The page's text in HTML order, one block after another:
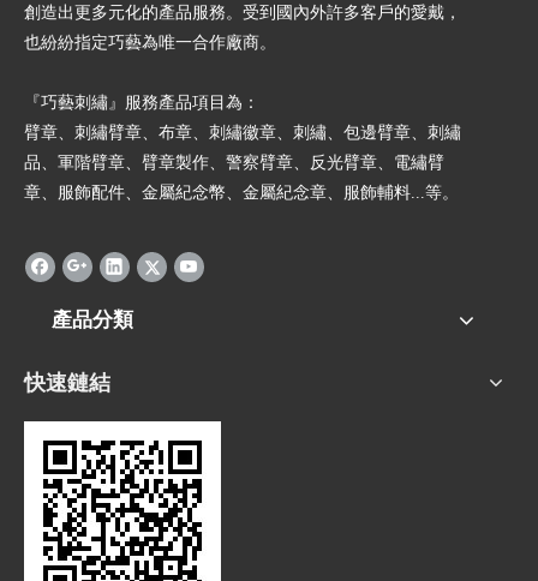
創造出更多元化的產品服務。受到國內外許多客戶的愛戴，
也紛紛指定巧藝為唯一合作廠商。
『巧藝刺繡』服務產品項目為：
臂章、刺繡臂章、布章、刺繡徽章、刺繡、包邊臂章、刺繡
品、軍階臂章、臂章製作、警察臂章、反光臂章、電繡臂
章、服飾配件、金屬紀念幣、金屬紀念章、服飾輔料...等。
產品分類
快速鏈結